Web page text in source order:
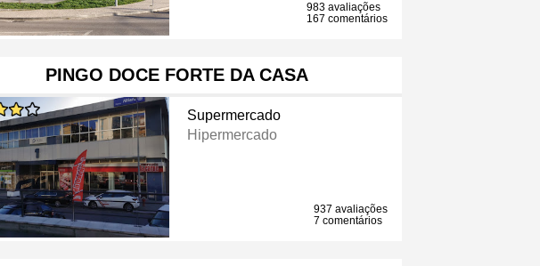
983 avaliações
167 comentários
PINGO DOCE FORTE DA CASA
Supermercado
Hipermercado
937 avaliações
7 comentários